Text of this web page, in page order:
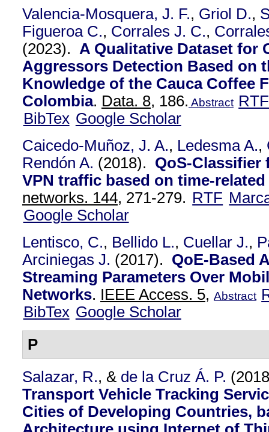
Valencia-Mosquera, J. F., Griol D.,
Figueroa C., Corrales J. C.,
(2023). A Qualitative Dataset for
Aggressors Detection Based on
Knowledge of the Cauca Coffee
Colombia. Data. 8, 186. Abstract RTF
BibTex Google Scholar
Caicedo-Muñoz, J. A., Ledesma A.,
Rendón A. (2018). QoS-Classifier
VPN traffic based on time-
networks. 144, 271-279. RTF
Google Scholar
Lentisco, C., Bellido L., Cuellar J.,
Arciniegas J. (2017). QoE-Based
Streaming Parameters Over
Networks. IEEE Access. 5, Abstract
BibTex Google Scholar
P
Salazar, R., & de la Cruz Á. P.
Transport Vehicle Tracking
Cities of Developing Countries,